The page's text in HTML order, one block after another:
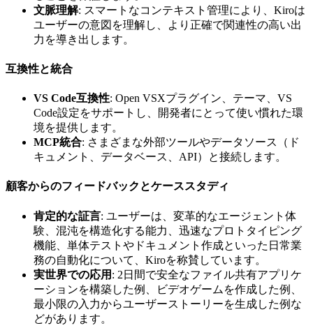
文脈理解: スマートなコンテキスト管理により、Kiroは
ユーザーの意図を理解し、より正確で関連性の高い出
力を導き出します。
互換性と統合
VS Code互換性: Open VSXプラグイン、テーマ、VS
Code設定をサポートし、開発者にとって使い慣れた環
境を提供します。
MCP統合: さまざまな外部ツールやデータソース（ド
キュメント、データベース、API）と接続します。
顧客からのフィードバックとケーススタディ
肯定的な証言: ユーザーは、変革的なエージェント体
験、混沌を構造化する能力、迅速なプロトタイピング
機能、単体テストやドキュメント作成といった日常業
務の自動化について、Kiroを称賛しています。
実世界での応用 : 2日間で安全なファイル共有アプリケ
ーションを構築した例、ビデオゲームを作成した例、
最小限の入力からユーザーストーリーを生成した例な
どがあります。